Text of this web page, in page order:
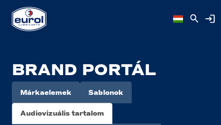
BRAND PORTÁL
Márkaelemek Sablonok
Audiovizuális tartalom